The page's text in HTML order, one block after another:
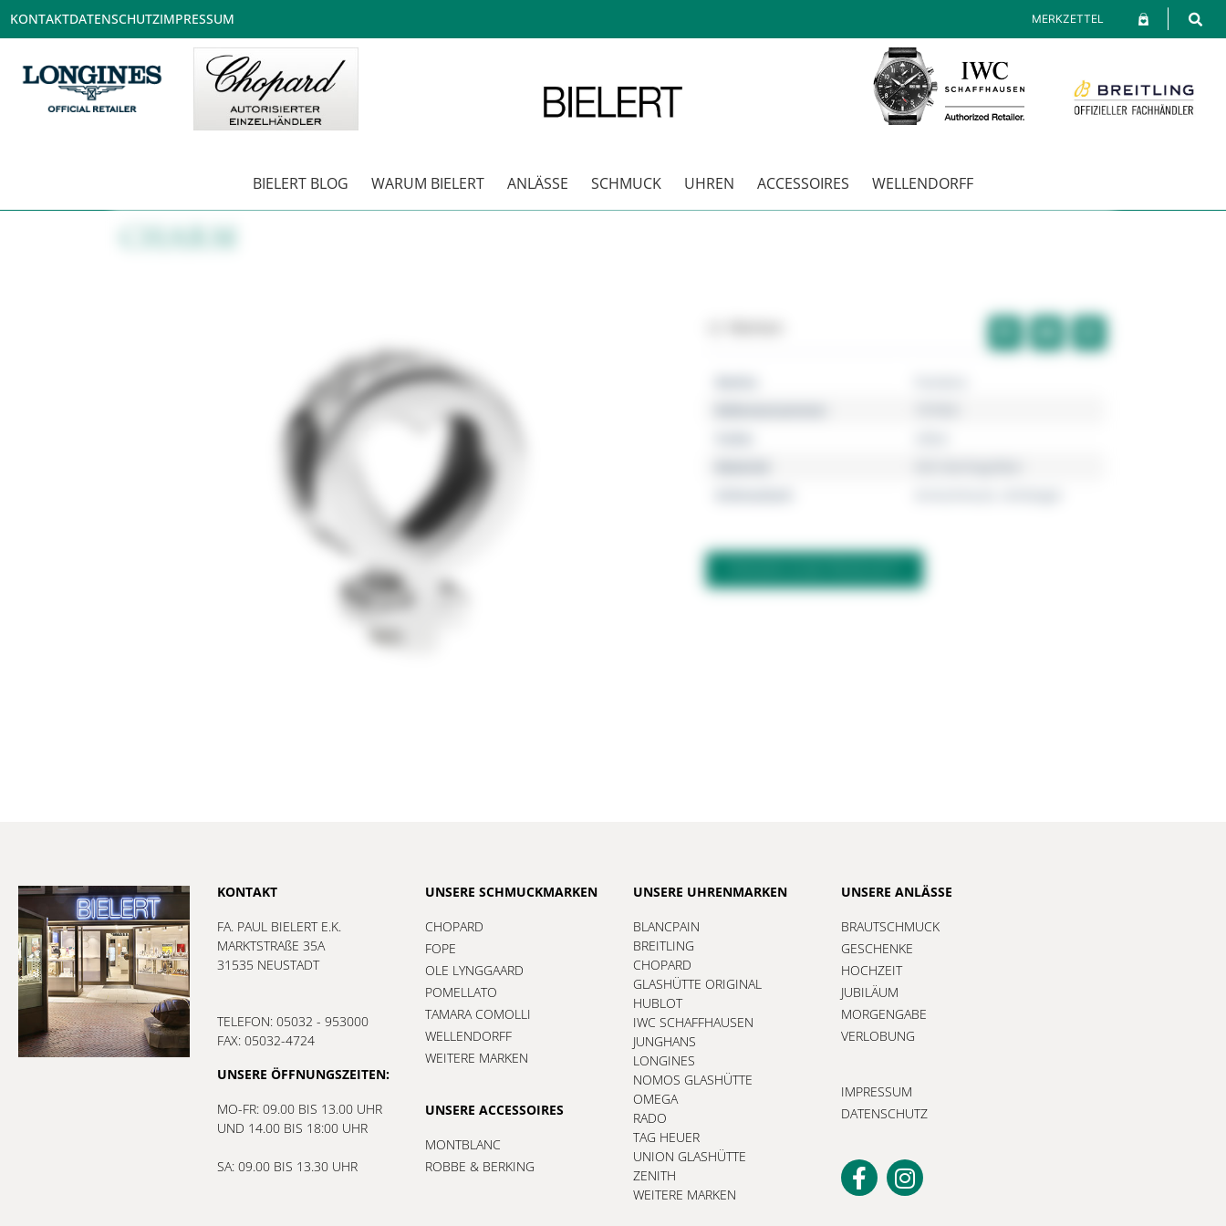
KONTAKTDATENSCHUTZIMPRESSUM MERKZETTEL
BIELERT BLOG WARUM BIELERT ANLÄSSE SCHMUCK UHREN ACCESSOIRES WELLENDORFF
CHARM
KONTAKT
FA. PAUL BIELERT E.K.
MARKTSTRAßE 35A
31535 NEUSTADT
TELEFON: 05032 - 953000
FAX: 05032-4724
UNSERE ÖFFNUNGSZEITEN:
MO-FR: 09.00 BIS 13.00 UHR
UND 14.00 BIS 18:00 UHR
SA: 09.00 BIS 13.30 UHR
UNSERE SCHMUCKMARKEN
CHOPARD
FOPE
OLE LYNGGAARD
POMELLATO
TAMARA COMOLLI
WELLENDORFF
WEITERE MARKEN
UNSERE ACCESSOIRES
MONTBLANC
ROBBE & BERKING
UNSERE UHRENMARKEN
BLANCPAIN
BREITLING
CHOPARD
GLASHÜTTE ORIGINAL
HUBLOT
IWC SCHAFFHAUSEN
JUNGHANS
LONGINES
NOMOS GLASHÜTTE
OMEGA
RADO
TAG HEUER
UNION GLASHÜTTE
ZENITH
WEITERE MARKEN
UNSERE ANLÄSSE
BRAUTSCHMUCK
GESCHENKE
HOCHZEIT
JUBILÄUM
MORGENGABE
VERLOBUNG
IMPRESSUM
DATENSCHUTZ